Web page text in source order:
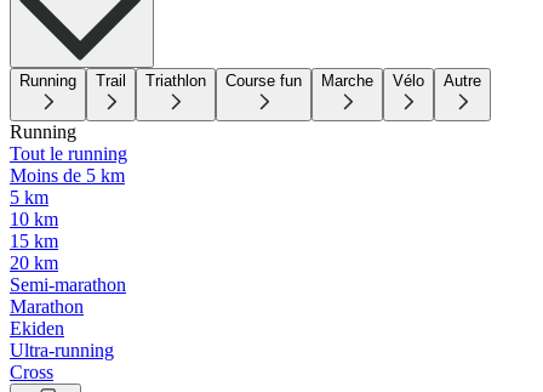
Running Trail Triathlon Course fun Marche Vélo Autre
Running
Tout le running
Moins de 5 km
5 km
10 km
15 km
20 km
Semi-marathon
Marathon
Ekiden
Ultra-running
Cross